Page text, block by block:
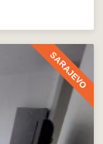
SARAJEVO